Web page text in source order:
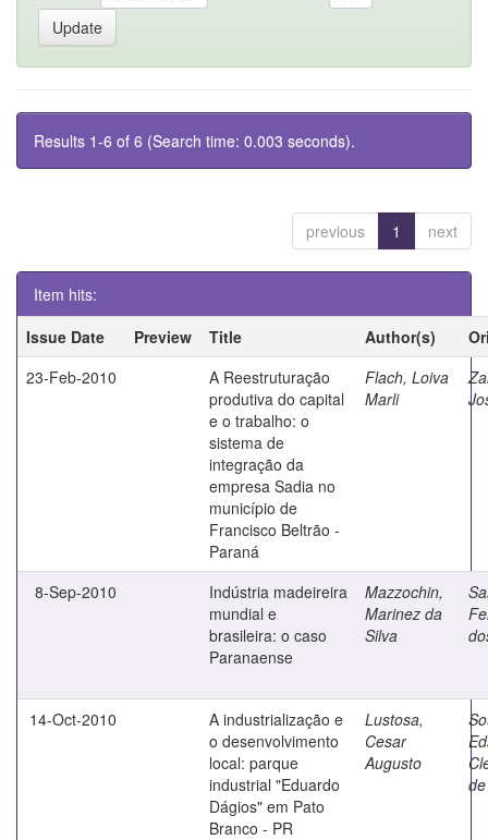
Results 1-6 of 6 (Search time: 0.003 seconds).
previous 1 next
Item hits:
Issue Date
Preview Title Author(s)
23-Feb-2010
A Reestruturação
produtiva do capital
e o trabalho: o
sistema de
integração da
empresa Sadia no
município de
Francisco Beltrão -
Paraná
Flach, Loiva
Marli
8-Sep-2010
Indústria madeireira
mundial e
brasileira: o caso
Paranaense
Mazzochin,
Marinez da
Silva
14-Oct-2010
A industrialização e
o desenvolvimento
local: parque
industrial "Eduardo
Dágios" em Pato
Branco - PR
Lustosa,
Cesar
Augusto
de